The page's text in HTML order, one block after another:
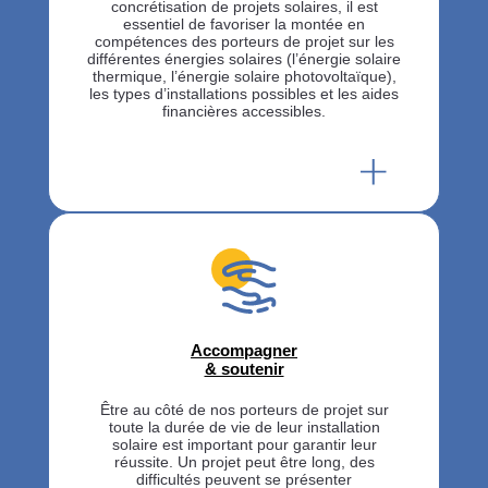
concrétisation de projets solaires, il est
essentiel de favoriser la montée en
compétences des porteurs de projet sur les
différentes énergies solaires (l’énergie solaire
thermique, l’énergie solaire photovoltaïque),
les types d’installations possibles et les aides
financières accessibles.
Accompagner
& soutenir
Être au côté de nos porteurs de projet sur
toute la durée de vie de leur installation
solaire est important pour garantir leur
réussite. Un projet peut être long, des
difficultés peuvent se présenter